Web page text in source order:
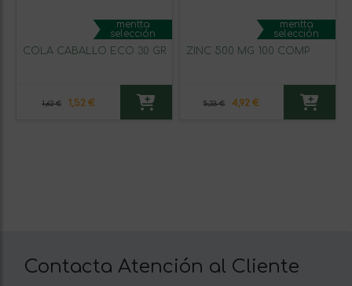
mentta
selección
COLA CABALLO ECO 30 GR
1,62 € 1,52 €
mentta
selección
ZINC 500 MG 100 COMP
5,23 € 4,92 €
Contacta Atención al Cliente